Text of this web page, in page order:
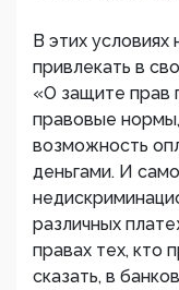
В этих условиях
привлекать в
«О защите прав
правовые
возможность
деньгами. И
различных
правах тех, кто
сказать, в